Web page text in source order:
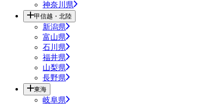
神奈川県
甲信越・北陸
新潟県
富山県
石川県
福井県
山梨県
長野県
東海
岐阜県